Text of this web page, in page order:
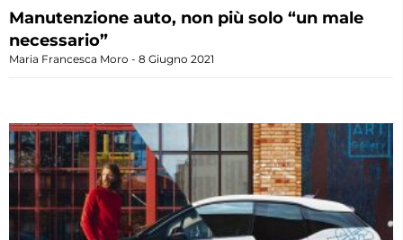
Manutenzione auto, non più solo “un male
necessario”
Maria Francesca Moro 8 Giugno 2021